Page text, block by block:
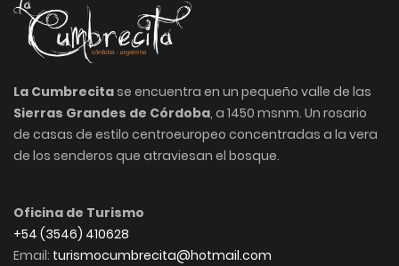
La Cumbrecitase encuentra en un pequeño valle de las
Sierras Grandes de Córdoba, a 1450 msnm. Un rosario
de casas de estilo centroeuropeo concentradas a la vera
de los senderos que atraviesan el bosque.
Oficina de Turismo
+54 (3546) 410628
Email: turismocumbrecita@hotmail.com